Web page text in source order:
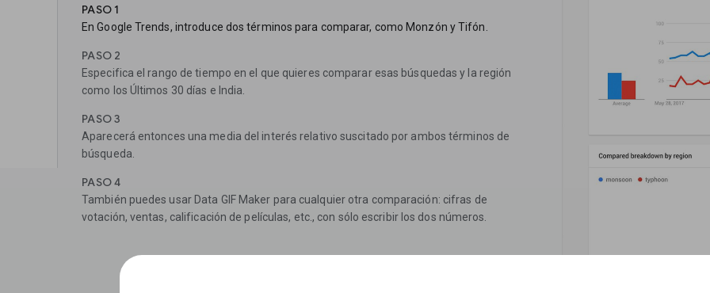
PASO 1
En Google Trends, introduce dos términos para comparar, como Monzón y Tifón.
PASO 2
Especifica el rango de tiempo en el que quieres comparar esas búsquedas y la región
como los Últimos 30 días e India.
PASO 3
Aparecerá entonces una media del interés relativo suscitado por ambos términos de
búsqueda.
PASO 4
También puedes usar Data GIF Maker para cualquier otra comparación: cifras de
votación, ventas, calificación de películas, etc., con sólo escribir los dos números.